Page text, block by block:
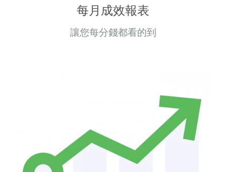
每月成效報表
讓您每分錢都看的到